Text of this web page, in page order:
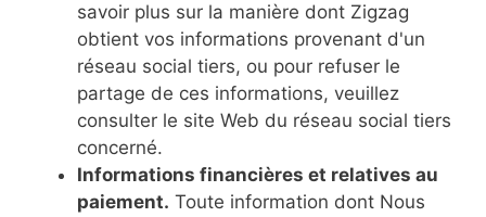
savoir plus sur la manière dont Zigzag
obtient vos informations provenant d'un
réseau social tiers, ou pour refuser le
partage de ces informations, veuillez
consulter le site Web du réseau social tiers
concerné.
Informations financières et relatives au
paiement. Toute information dont Nous